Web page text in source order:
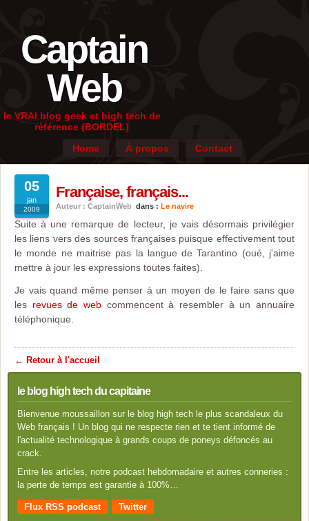
Captain
Web
le VRAI blog geek et high tech de
référence (BORDEL)
Home
À propos Contact
05
jan
2009
Française, français...
Auteur : CaptainWeb dans : Le navire
Suite à une remarque de lecteur, je vais désormais privilégier
les liens vers des sources françaises puisque effectivement tout
le monde ne maitrise pas la langue de Tarantino (oué, j'aime
mettre à jour les expressions toutes faites).
Je vais quand même penser à un moyen de le faire sans que
les revues de web commencent à resembler à un annuaire
téléphonique.
← Retour à l'accueil
le blog high tech du capitaine
Bienvenue moussaillon sur le blog high tech le plus scandaleux du
Web français ! Un blog qui ne respecte rien et te tient informé de
l'actualité technologique à grands coups de poneys défoncés au
crack.
Entre les articles, notre podcast hebdomadaire et autres conneries :
la perte de temps est garantie à 100%…
Flux RSS podcast Twitter